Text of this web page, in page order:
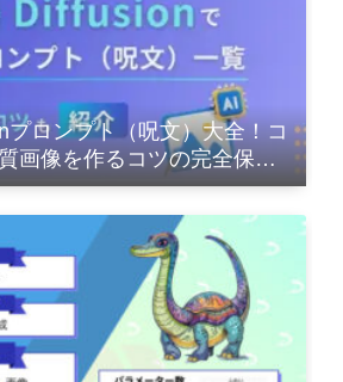
プロンプト（呪文）大全！コ
画像を作るコツの完全保存